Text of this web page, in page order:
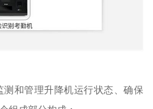
和管理升降机运行状态、确保